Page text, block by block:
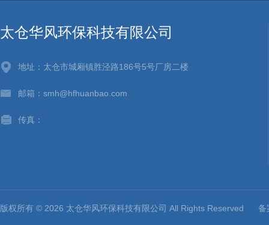
太仓华风环保科技有限公司
地址：太仓市城厢镇胜泾路186号5号厂房二楼
邮箱：smh@hfhuanbao.com
传真：
版权所有 © 2026 太仓华风环保科技有限公司 All Rights Reserved 备